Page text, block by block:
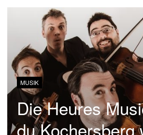
MUSIK
Die Heures
du Kochersberg